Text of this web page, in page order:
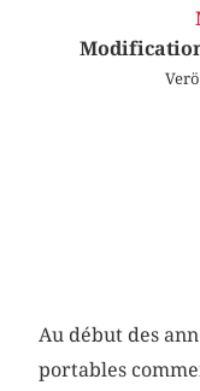
Au début des
portables